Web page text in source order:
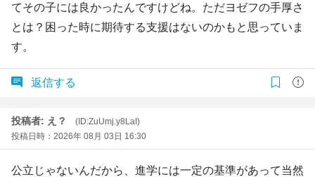
てその子には良かったんですけどね。ただヨゼフの手厚さ
とは？困った時に期待する支援はないのかもと思っていま
す。
返信する
投稿者: え？
(ID:ZuUmj.y8LaI)
投稿日時：2026年 08月 03日 16:30
公立じゃないんだから、進学には一定の基準があって当然